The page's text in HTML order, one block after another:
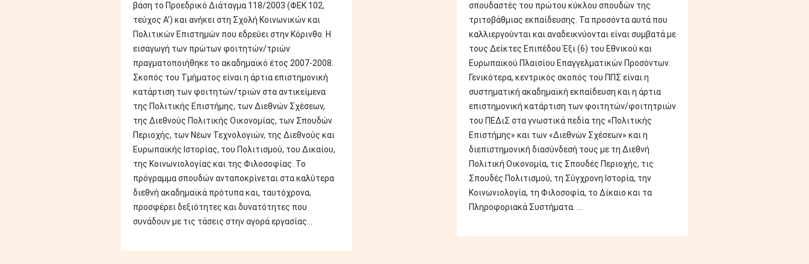
βάση το Προεδρικό Διάταγμα 118/2003 (ΦΕΚ 102,
τεύχος Α’) και ανήκει στη Σχολή Κοινωνικών και
Πολιτικών Επιστημών που εδρεύει στην Κόρινθο. Η
εισαγωγή των πρώτων φοιτητών/τριών
πραγματοποιήθηκε το ακαδημαϊκό έτος 2007-2008.
Σκοπός του Τμήματος είναι η άρτια επιστημονική
κατάρτιση των φοιτητών/τριών στα αντικείμενα
της Πολιτικής Επιστήμης, των Διεθνών Σχέσεων,
της Διεθνούς Πολιτικής Οικονομίας, των Σπουδών
Περιοχής, των Νέων Τεχνολογιών, της Διεθνούς και
Ευρωπαϊκής Ιστορίας, του Πολιτισμού, του Δικαίου,
της Κοινωνιολογίας και της Φιλοσοφίας. Το
πρόγραμμα σπουδών ανταποκρίνεται στα καλύτερα
διεθνή ακαδημαϊκά πρότυπα και, ταυτόχρονα,
προσφέρει δεξιότητες και δυνατότητες που
συνάδουν με τις τάσεις στην αγορά εργασίας...
σπουδαστές του πρώτου κύκλου σπουδών της
τριτοβάθμιας εκπαίδευσης. Τα προσόντα αυτά που
καλλιεργούνται και αναδεικνύονται είναι συμβατά με
τους Δείκτες Επιπέδου Έξι (6) του Εθνικού και
Ευρωπαϊκού Πλαισίου Επαγγελματικών Προσόντων.
Γενικότερα, κεντρικός σκοπός του ΠΠΣ είναι η
συστηματική ακαδημαϊκή εκπαίδευση και η άρτια
επιστημονική κατάρτιση των φοιτητών/φοιτητριών
του ΠΕΔιΣ στα γνωστικά πεδία της «Πολιτικής
Επιστήμης» και των «Διεθνών Σχέσεων» και η
διεπιστημονική διασύνδεσή τους με τη Διεθνή
Πολιτική Οικονομία, τις Σπουδές Περιοχής, τις
Σπουδές Πολιτισμού, τη Σύγχρονη Ιστορία, την
Κοινωνιολογία, τη Φιλοσοφία, το Δίκαιο και τα
Πληροφοριακά Συστήματα. ...